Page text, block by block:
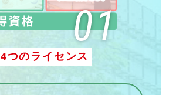
4つのライセンス